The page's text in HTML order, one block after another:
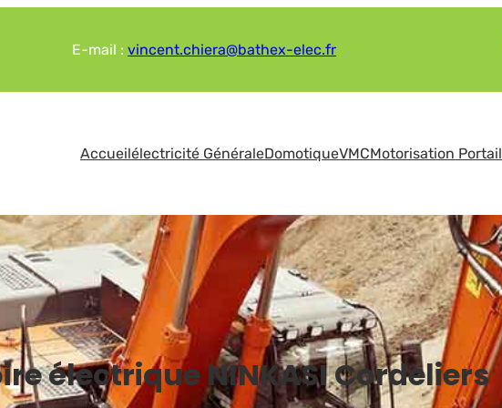
E-mail :vincent.chiera@bathex-elec.fr
Accueilélectricité GénéraleDomotiqueVMCMotorisation Portail
électrique NINKASI Cordeliers